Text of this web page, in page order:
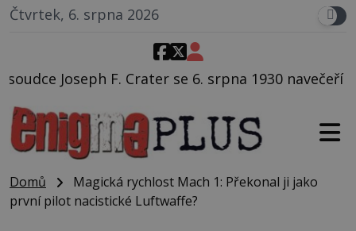
Čtvrtek, 6. srpna 2026
se 6. srpna 1930 navečeří ve své oblíbené
Domů
Magická rychlost Mach 1: Překonal ji jako
první pilot nacistické Luftwaffe?